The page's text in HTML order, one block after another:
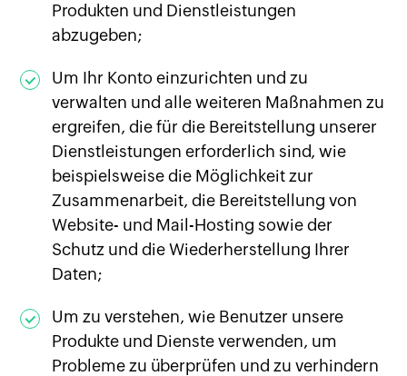
Produkten und Dienstleistungen
abzugeben;
Um Ihr Konto einzurichten und zu
verwalten und alle weiteren Maßnahmen zu
ergreifen, die für die Bereitstellung unserer
Dienstleistungen erforderlich sind, wie
beispielsweise die Möglichkeit zur
Zusammenarbeit, die Bereitstellung von
Website- und Mail-Hosting sowie der
Schutz und die Wiederherstellung Ihrer
Daten;
Um zu verstehen, wie Benutzer unsere
Produkte und Dienste verwenden, um
Probleme zu überprüfen und zu verhindern